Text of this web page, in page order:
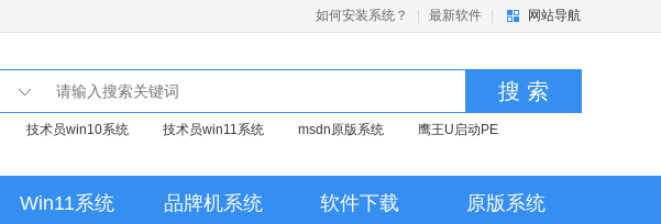
如何安装系统？ 最新软件 网站导航
搜 索
技术员win10系统 技术员win11系统 msdn原版系统 鹰王U启动PE
Win11系统 品牌机系统 软件下载 原版系统